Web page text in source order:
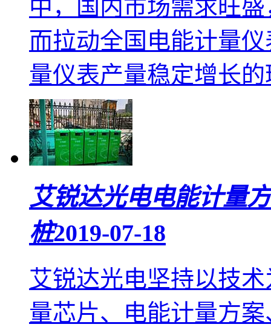
中，国内市场需求旺
而拉动全国电能计量
量仪表产量稳定增长
艾锐达光电电能计量
桩2019-07-18
艾锐达光电坚持以技
量芯片、电能计量方